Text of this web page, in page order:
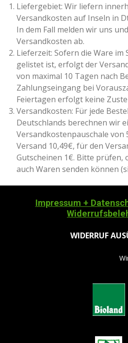
Liefergebiet: Wir liefern
Versandkosten auf Inseln in
In dem Fall melden wir uns
Versandkosten ab.
Lieferzeit: Sofern die Ware im
gelistet ist, erfolgt der
von maximal 10 Tagen nach
Zahlungseingang bei
Feiertagen erfolgt keine
Versandkosten: Für jede
Deutschlands berechnen wir
Versandkostenpauschale von
Versand 10,49€, für den
Gutscheinen 1€. Bitte prüfen,
auch Waren senden können
Impressum +
WIDERRUF